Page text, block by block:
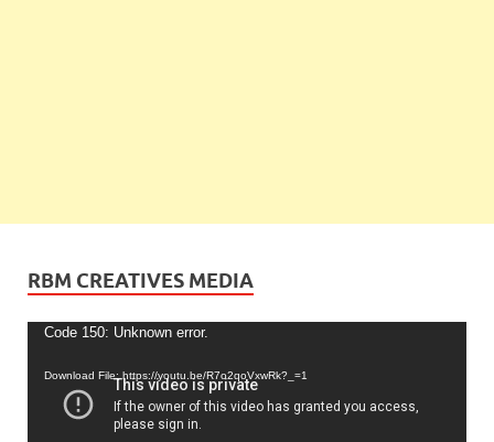
RBM CREATIVES MEDIA
Video
Code 150: Unknown error.
Download File: https://youtu.be/R7o2qoVxwRk?_=1